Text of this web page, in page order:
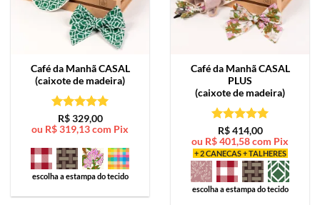
Café da ManhãCASAL
(caixote de madeira)
Avaliação5
de 5
R$329,00
ou R$319,13com Pix
escolha a estampa do tecido
Café da ManhãCASAL
PLUS
(caixote de madeira)
Avaliação5
de 5
R$414,00
ou R$401,58com Pix
+ 2 CANECAS + TALHERES
escolha a estampa do tecido